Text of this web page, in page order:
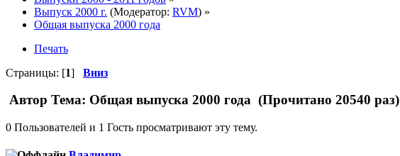
Выпуск 2000 г. (Модератор: RVM) »
Общая выпуска 2000 года
Печать
Страницы: [1] Вниз
Автор Тема: Общая выпуска 2000 года (Прочитано 20540 раз)
0 Пользователей и 1 Гость просматривают эту тему.